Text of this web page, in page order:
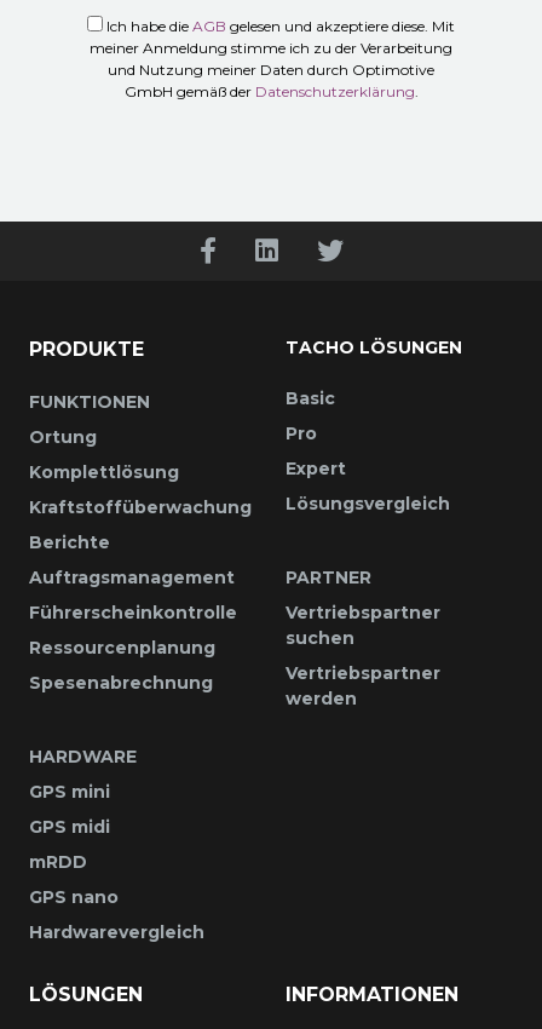
Ich habe die AGB gelesen und akzeptiere diese. Mit
meiner Anmeldung stimme ich zu der Verarbeitung
und Nutzung meiner Daten durch Optimotive
GmbH gemäß der Datenschutzerklärung
PRODUKTE
FUNKTIONEN
Ortung
Komplettlösung
Kraftstoffüberwachung
Berichte
Auftragsmanagement
Führerscheinkontrolle
Ressourcenplanung
Spesenabrechnung
HARDWARE
GPS mini
GPS midi
mRDD
GPS nano
Hardwarevergleich
TACHO LÖSUNGEN
Basic
Pro
Expert
Lösungsvergleich
PARTNER
Vertriebspartner
suchen
Vertriebspartner
werden
LÖSUNGEN INFORMATIONEN